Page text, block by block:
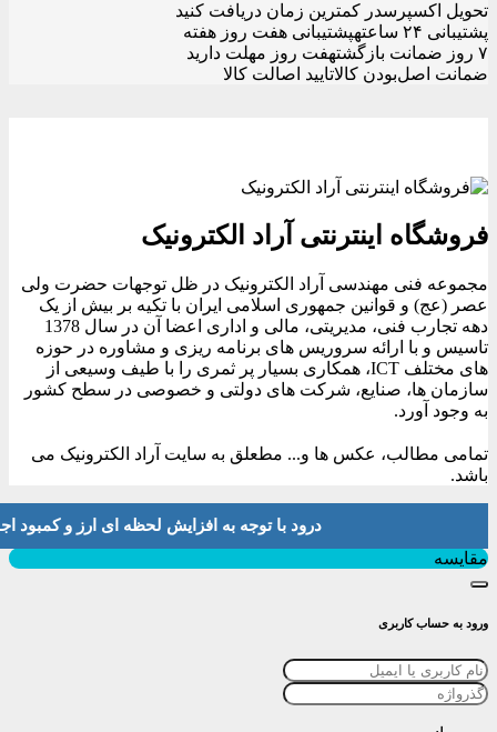
تحویل اکسپرسدر کمترین زمان دریافت کنید
پشتیبانی ۲۴ ساعته
پشتیبانی هفت روز هفته
۷ روز ضمانت بازگشت
هفت روز مهلت دارید
ضمانت اصل‌بودن کالاتایید اصالت کالا
فروشگاه اینترنتی آراد الکترونیک
مجموعه فنی مهندسی آراد الکترونیک در ظل توجهات حضرت ولی
عصر (عج) و قوانین جمهوری اسلامی ایران با تکیه بر بیش از یک
دهه تجارب فنی، مدیریتی، مالی و اداری اعضا آن در سال 1378
تاسیس و با ارائه سروریس های برنامه ریزی و مشاوره در حوزه
های مختلف ICT، همکاری بسیار پر ثمری را با طیف وسیعی از
سازمان ها، صنایع، شرکت های دولتی و خصوصی در سطح کشور
به وجود آورد.
تمامی مطالب، عکس ها و... مطعلق به سایت آراد الکترونیک می
باشد.
درود با توجه به افزایش لحظه ای ارز و کمبود اجناس لطفا موجودی
مقایسه
ورود به حساب کاربری